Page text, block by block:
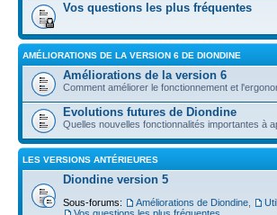
Vos questions les plus fréquentes
AMÉLIORATIONS DE LA VERSION 6 DE DIONDINE
Améliorations de la version 6
Comment améliorer le fonctionnement et
Evolutions futures de Diondine
Quelles nouvelles fonctionnalités importantes à
LES VERSIONS ANTÉRIEURES
Diondine version 5
Sous-forums: Améliorations de Diondine